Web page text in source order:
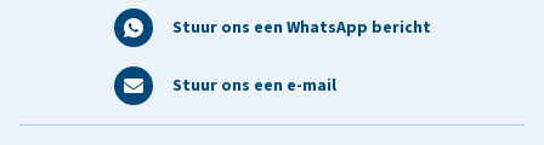
Stuur ons een WhatsApp bericht
Stuur ons een e-mail